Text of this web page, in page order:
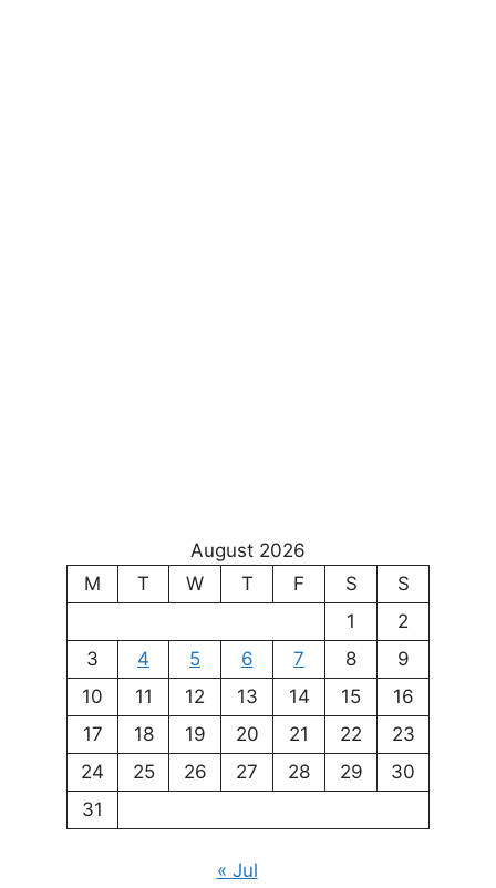
August 2026
M
T W T F S
S
1
2
3
4 5 6 7 8
9
10
11 12 13 14 15
16
17
18 19 20 21 22
23
24
25 26 27 28 29
30
31
« Jul